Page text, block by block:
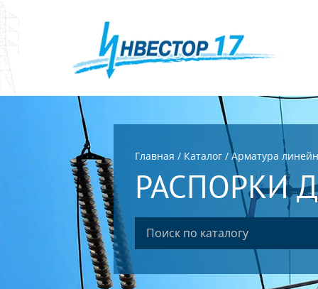
Главная / Каталог / Арматура
РАСПОРКИ